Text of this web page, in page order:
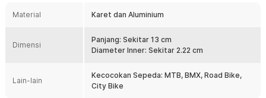
kontrol berkendara di berbagai medan.
Bentuk grip dirancang ergonomis mengikuti kontur tangan
sehingga lebih nyaman saat digenggam dalam waktu lama. Desain
membuat tangan tidak cepat pegal saat bersepeda. Sangat cocok
digunakan untuk aktivitas harian, touring, maupun olahraga sepeda
Material Karet dan Aluminium
Dimensi
Panjang: Sekitar 13 cm
Diameter Inner: Sekitar 2.22 cm
Lain-lain
Kecocokan Sepeda: MTB, BMX, Road Bike,
City Bike